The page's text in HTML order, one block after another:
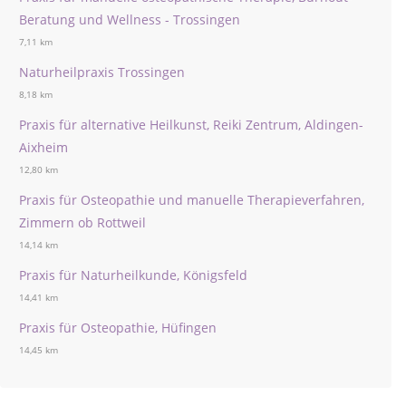
Beratung und Wellness - Trossingen
7,11 km
Naturheilpraxis Trossingen
8,18 km
Praxis für alternative Heilkunst, Reiki Zentrum, Aldingen-
Aixheim
12,80 km
Praxis für Osteopathie und manuelle Therapieverfahren,
Zimmern ob Rottweil
14,14 km
Praxis für Naturheilkunde, Königsfeld
14,41 km
Praxis für Osteopathie, Hüfingen
14,45 km